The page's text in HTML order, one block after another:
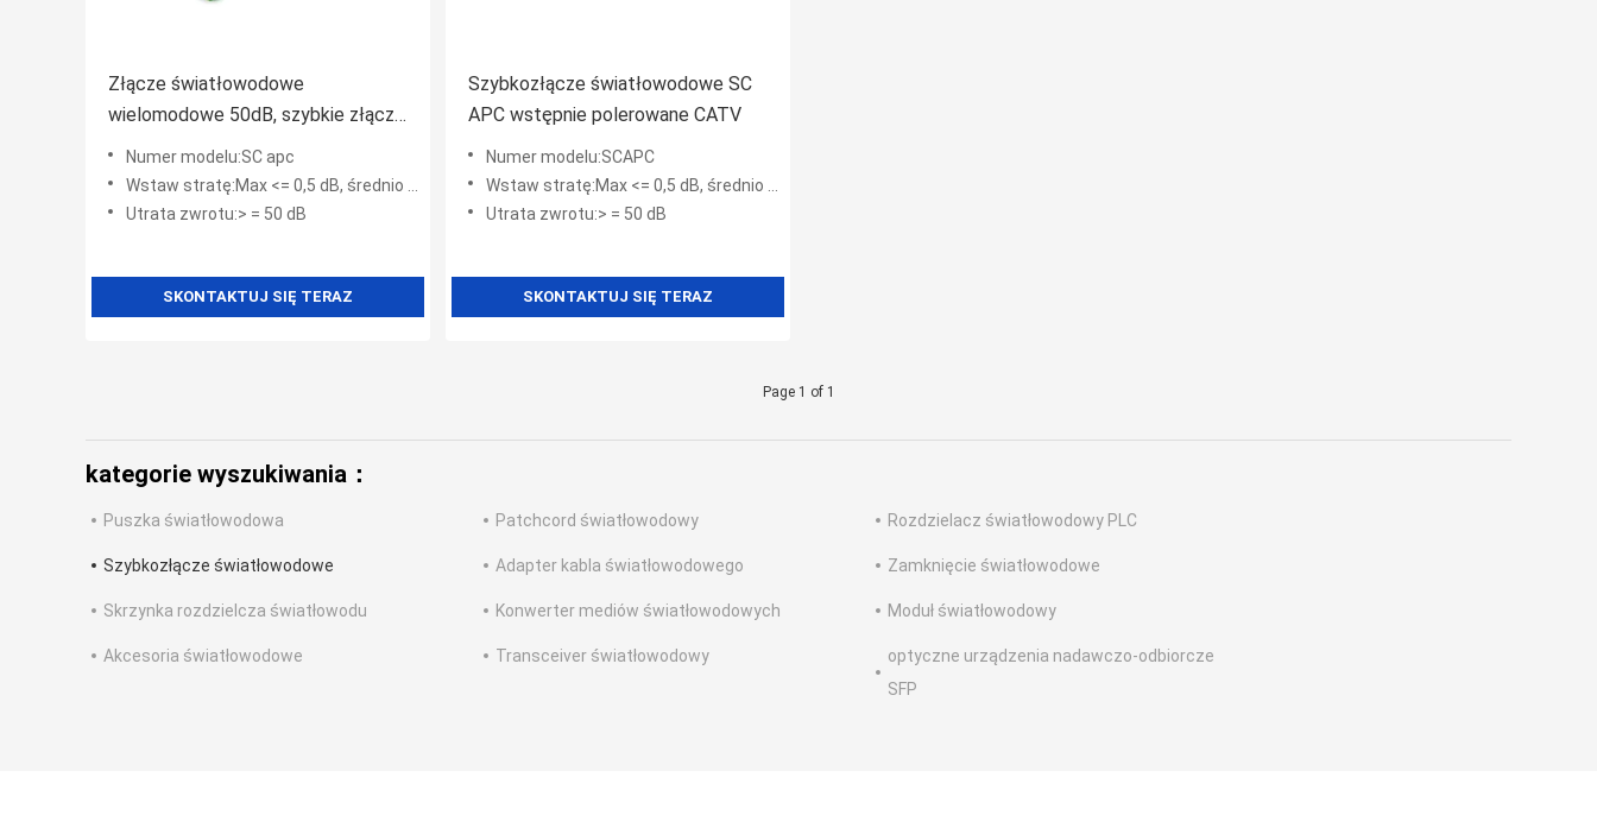
Złącze światłowodowe
wielomodowe 50dB, szybkie złącze
Sc Apc
Numer modelu:SC apc
Wstaw stratę:Max <= 0,5 dB, średnio <= 0,3 dB
Utrata zwrotu:> = 50 dB
SKONTAKTUJ SIĘ TERAZ
Szybkozłącze światłowodowe SC
APC wstępnie polerowane CATV
Numer modelu:SCAPC
Wstaw stratę:Max <= 0,5 dB, średnio <= 0,3 dB
Utrata zwrotu:> = 50 dB
SKONTAKTUJ SIĘ TERAZ
Page 1 of 1
kategorie wyszukiwania：
Puszka światłowodowa Patchcord światłowodowy Rozdzielacz światłowodowy PLC
Szybkozłącze światłowodowe Adapter kabla światłowodowego Zamknięcie światłowodowe
Skrzynka rozdzielcza światłowodu Konwerter mediów światłowodowych Moduł światłowodowy
Akcesoria światłowodowe Transceiver światłowodowy
optyczne urządzenia nadawczo-odbiorcze
SFP